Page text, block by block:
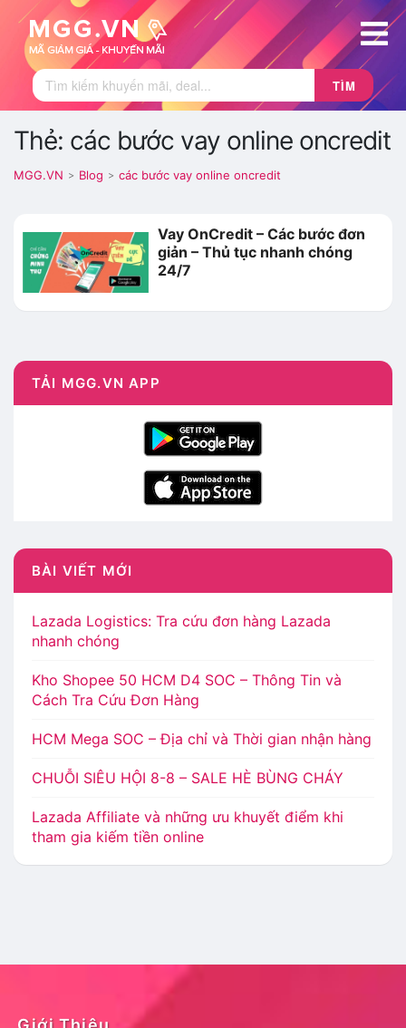
TÌM
Thẻ: các bước vay online oncredit
MGG.VN > Blog > các bước vay online oncredit
Vay OnCredit – Các bước đơn
giản – Thủ tục nhanh chóng
24/7
TẢI MGG.VN APP
BÀI VIẾT MỚI
Lazada Logistics: Tra cứu đơn hàng Lazada
nhanh chóng
Kho Shopee 50 HCM D4 SOC – Thông Tin và
Cách Tra Cứu Đơn Hàng
HCM Mega SOC – Địa chỉ và Thời gian nhận hàng
CHUỖI SIÊU HỘI 8-8 – SALE HÈ BÙNG CHÁY
Lazada Affiliate và những ưu khuyết điểm khi
tham gia kiếm tiền online